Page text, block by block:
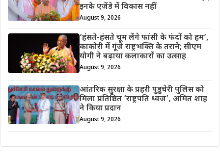
इनके एजेंडे में विकास नहीं
August 9, 2026
‘हंसते-हंसते चूम लेंगे फांसी के फंदों को हम’,
काकोरी में गूंजे राष्ट्रभक्ति के तराने; सीएम
योगी ने बढ़ाया कलाकारों का उत्साह
August 9, 2026
आंतरिक सुरक्षा के प्रहरी पुडुचेरी पुलिस को
मिला प्रतिष्ठित ‘राष्ट्रपति ध्वज’, अमित शाह
ने किया प्रदान
August 9, 2026